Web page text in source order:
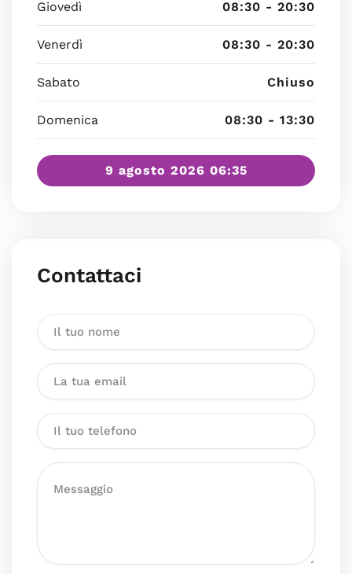
Giovedì 08:30 - 20:30
Venerdì 08:30 - 20:30
Sabato Chiuso
Domenica 08:30 - 13:30
9 agosto 2026 06:35
Contattaci